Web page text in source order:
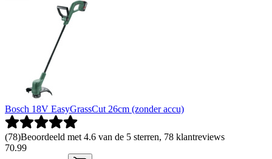
Bosch 18V EasyGrassCut 26cm (zonder accu)
(78)Beoordeeld met 4.6 van de 5 sterren, 78 klantreviews
70.99